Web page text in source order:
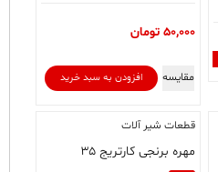
50,000 تومان
افزودن به سبد خرید مقایسه
قطعات شیر آلات
مهره برنجی کارتریج ۳۵